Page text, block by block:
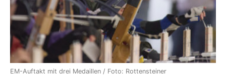
EM-Auftakt mit drei Medaillen / Foto: Rottensteiner